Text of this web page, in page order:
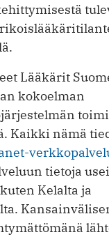
Lääkärit
kokoelman
Kaikki nämä
tietoja
Kelalta ja